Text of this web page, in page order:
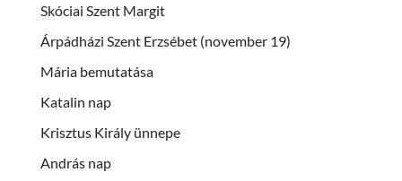
Skóciai Szent Margit
Árpádházi Szent Erzsébet (november 19)
Mária bemutatása
Katalin nap
Krisztus Király ünnepe
András nap